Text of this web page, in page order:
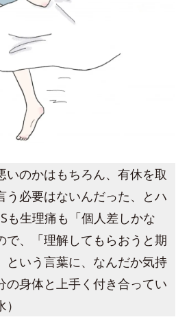
いのかはもちろん、有休を取
う必要はないんだった、とハ
も生理痛も「個人差しかな
で、「理解してもらおうと期
という言葉に、なんだか気持
の身体と上手く付き合ってい